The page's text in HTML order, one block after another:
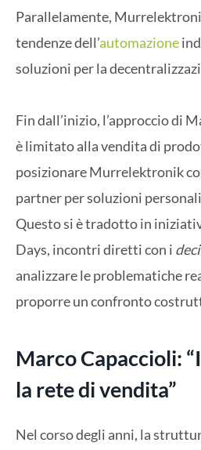
Parallelamente,
tendenze dell’automazione
soluzioni per la
Fin dall’inizio, l’approccio di
è limitato alla vendita di
posizionare Murrelektronik
partner per soluzioni
Questo si è tradotto in
Days, incontri diretti con i
analizzare le problematiche
proporre un confronto
Marco Capaccioli:
la rete di vendita”
Nel corso degli anni, la